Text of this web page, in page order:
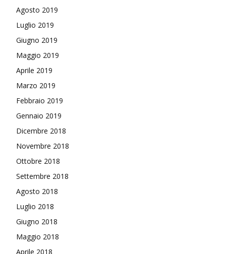
Agosto 2019
Luglio 2019
Giugno 2019
Maggio 2019
Aprile 2019
Marzo 2019
Febbraio 2019
Gennaio 2019
Dicembre 2018
Novembre 2018
Ottobre 2018
Settembre 2018
Agosto 2018
Luglio 2018
Giugno 2018
Maggio 2018
Aprile 2018